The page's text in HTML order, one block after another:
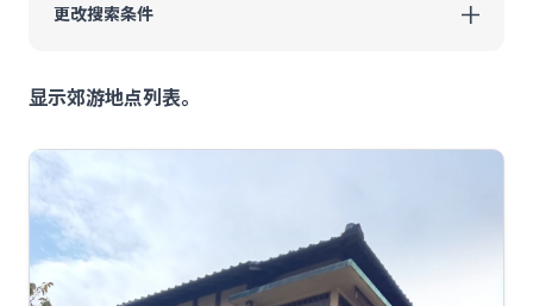
更改搜索条件
显示郊游地点列表。